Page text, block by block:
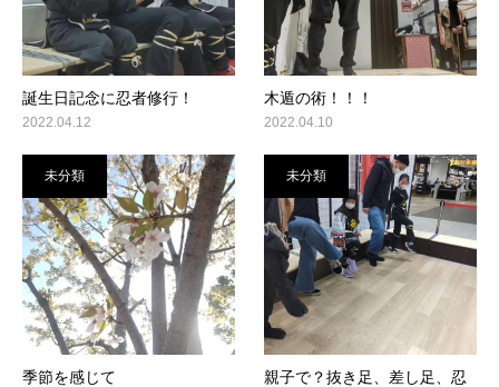
誕生日記念に忍者修行！
2022.04.12
木遁の術！！！
2022.04.10
未分類
季節を感じて
未分類
親子で？抜き足、差し足、忍